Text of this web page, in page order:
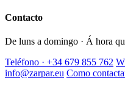
Contacto
De luns a domingo · Á hora
Teléfono · +34 679 855 762
info@zarpar.eu Como